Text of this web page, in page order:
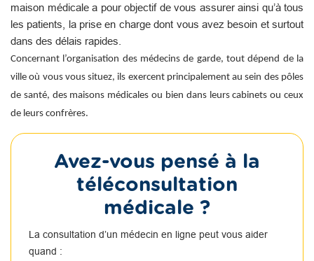
maison médicale a pour objectif de vous assurer ainsi qu’à tous
les patients, la prise en charge dont vous avez besoin et surtout
dans des délais rapides.
Concernant l’organisation des médecins de garde, tout dépend de la
ville où vous vous situez, ils exercent principalement au sein des pôles
de santé, des maisons médicales ou bien dans leurs cabinets ou ceux
de leurs confrères.
Avez-vous pensé à la
téléconsultation
médicale ?
La consultation d’un médecin en ligne peut vous aider
quand :